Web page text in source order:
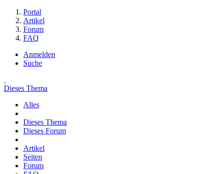
Portal
Artikel
Forum
FAQ
Anmelden
Suche
Dieses Thema
Alles
Dieses Thema
Dieses Forum
Artikel
Seiten
Forum